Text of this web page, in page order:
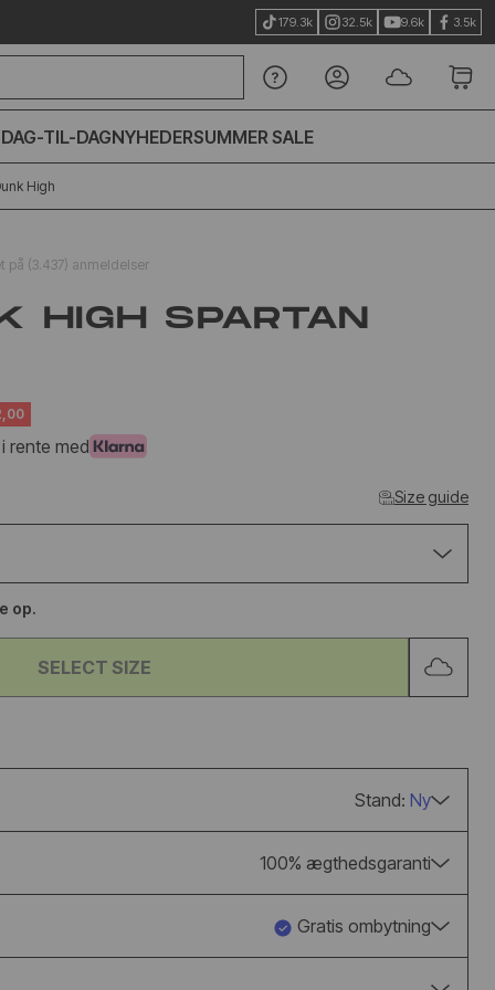
179.3k 32.5k 9.6k 3.5k
DAG-TIL-DAGNYHEDERSUMMER SALE
CHESTNUT
LUX BLACK
High
på (3.437) anmeldelser
HIGH SPARTAN
rente med
Size guide
op.
SELECT SIZE
Stand: Ny
100% ægthedsgaranti
Gratis ombytning